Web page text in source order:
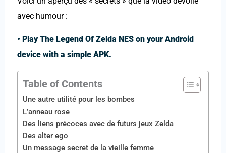
avec humour :
• Play The Legend Of Zelda NES on your Android
device with a simple APK.
Table of Contents
Une autre utilité pour les bombes
L’anneau rose
Des liens précoces avec de futurs jeux Zelda
Des alter ego
Un message secret de la vieille femme